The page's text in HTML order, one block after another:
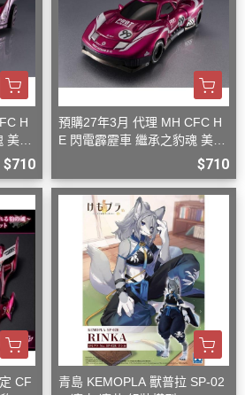
H
美洲
$710
預購27年3月 代理 MH CFC H
E 閃電霹靂車 繼承之豹魂 美洲
$710
CF
青島 KEMOPLA 獸普拉 SP-02